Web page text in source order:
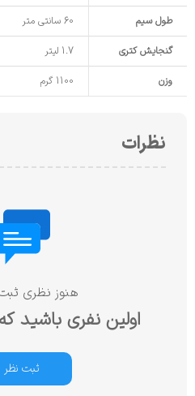
طول سیم 60 سانتی متر
گنجایش کتری 1.7 لیتر
وزن 1100 گرم
نظرات
هنوز نظری
اولین نفری باشید
ثبت نظر